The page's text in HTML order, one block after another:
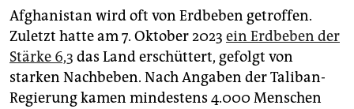
Afghanistan wird oft von Erdbeben getroffen.
Zuletzt hatte am 7. Oktober 2023 ein Erdbeben der
Stärke 6,3 das Land erschüttert, gefolgt von
starken Nachbeben. Nach Angaben der Taliban-
Regierung kamen mindestens 4.000 Menschen